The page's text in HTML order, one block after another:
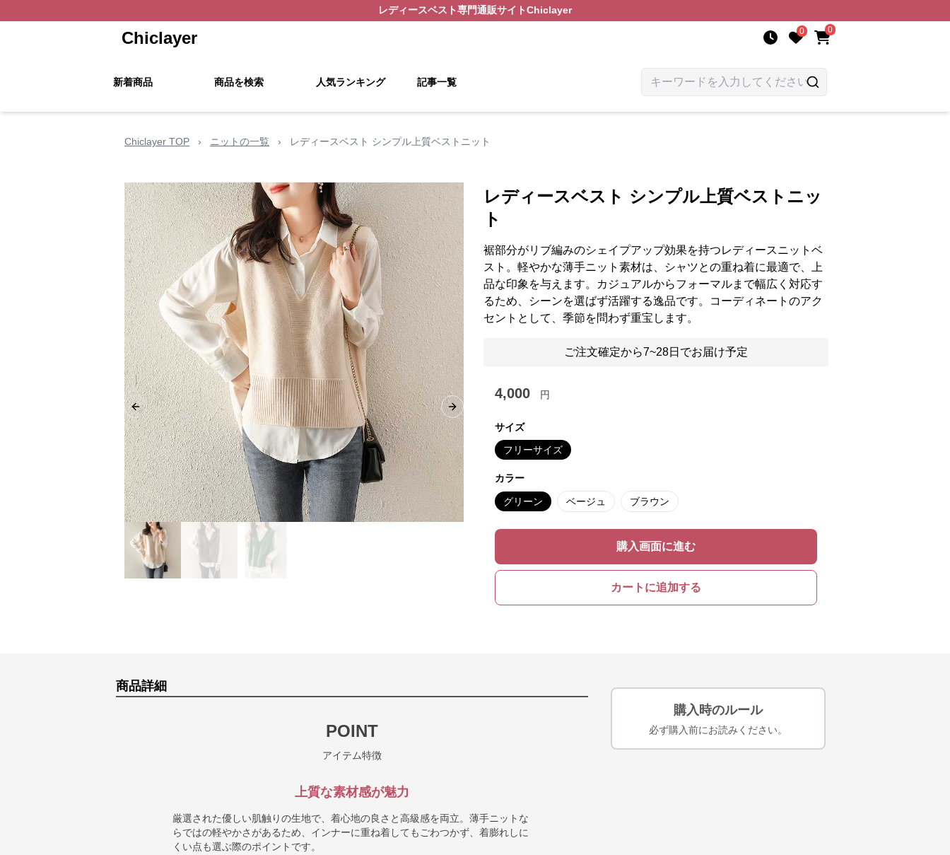
レディースベスト専門通販サイトChiclayer
Chiclayer 0 0
新着商品 商品を検索 人気ランキング 記事一覧
Chiclayer TOP › ニットの一覧 › レディースベスト シンプル上質ベストニット
Previous slide Next slide
レディースベスト シンプル上質ベストニッ
ト
裾部分がリブ編みのシェイプアップ効果を持つレディースニットベ
スト。軽やかな薄手ニット素材は、シャツとの重ね着に最適で、上
品な印象を与えます。カジュアルからフォーマルまで幅広く対応す
るため、シーンを選ばず活躍する逸品です。コーディネートのアク
セントとして、季節を問わず重宝します。
ご注文確定から7~28日でお届け予定
4,000 円
サイズ
フリーサイズ
カラー
グリーン ベージュ ブラウン
購入画面に進む
カートに追加する
商品詳細
POINT
アイテム特徴
上質な素材感が魅力
厳選された優しい肌触りの生地で、着心地の良さと高級感を両立。薄手ニットな
らではの軽やかさがあるため、インナーに重ね着してもごわつかず、着膨れしに
くい点も選ぶ際のポイントです。
購入時のルール
必ず購入前にお読みください。